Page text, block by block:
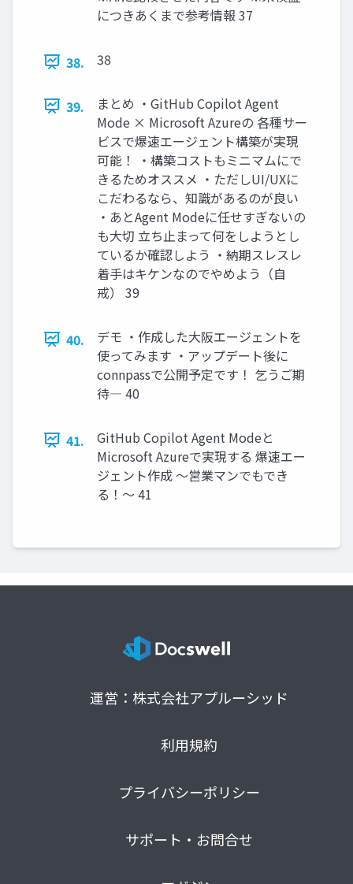
につきあくまで参考情報 37
38. 38
39.
まとめ ・GitHub Copilot Agent
Mode × Microsoft Azureの 各種サー
ビスで爆速エージェント構築が実現
可能！ ・構築コストもミニマムにで
きるためオススメ ・ただしUI/UXに
こだわるなら、知識があるのが良い
・あとAgent Modeに任せすぎないの
も大切 立ち止まって何をしようとし
ているか確認しよう ・納期スレスレ
着手はキケンなのでやめよう（自
戒） 39
40.
デモ ・作成した大阪エージェントを
使ってみます ・アップデート後に
connpassで公開予定です！ 乞うご期
待― 40
41.
GitHub Copilot Agent Modeと
Microsoft Azureで実現する 爆速エー
ジェント作成 〜営業マンでもでき
る！〜 41
運営：株式会社アプルーシッド
利用規約
プライバシーポリシー
サポート・お問合せ